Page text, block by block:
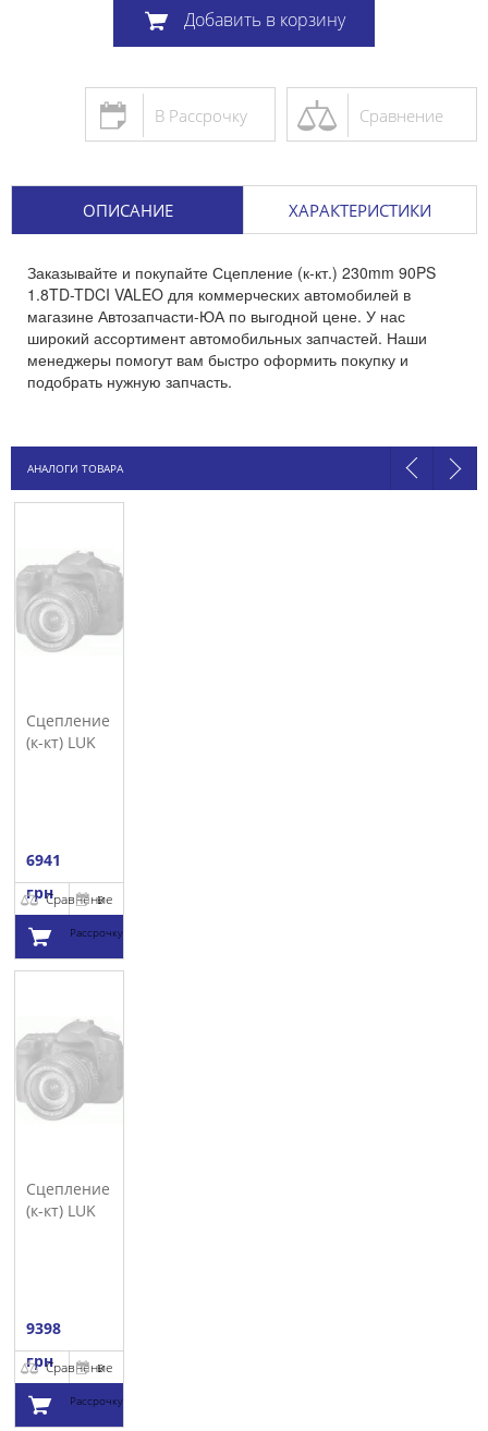
Добавить в корзину
Сравнение
В Рассрочку
ОПИСАНИЕ ХАРАКТЕРИСТИКИ
Заказывайте и покупайте Сцепление (к-кт.) 230mm 90PS
1.8TD-TDCI VALEO для коммерческих автомобилей в
магазине Автозапчасти-ЮА по выгодной цене. У нас
широкий ассортимент автомобильных запчастей. Наши
менеджеры помогут вам быстро оформить покупку и
подобрать нужную запчасть.
АНАЛОГИ ТОВАРА
Сцепление
(к-кт) LUK
6941
грнСравнение
В
Рассрочку
корзину
Сцепление
(к-кт) LUK
9398
грнСравнение
В
Рассрочку